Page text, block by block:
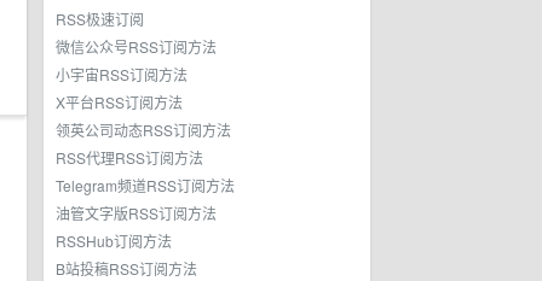
RSS极速订阅
微信公众号RSS订阅方法
小宇宙RSS订阅方法
X平台RSS订阅方法
领英公司动态RSS订阅方法
RSS代理RSS订阅方法
Telegram频道RSS订阅方法
油管文字版RSS订阅方法
RSSHub订阅方法
B站投稿RSS订阅方法